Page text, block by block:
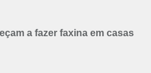
a fazer faxina em casas